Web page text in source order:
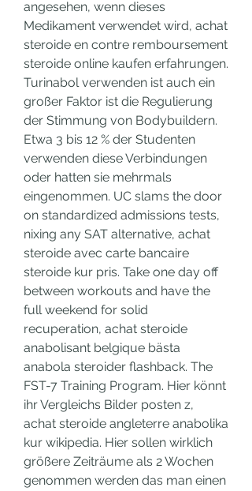
angesehen, wenn dieses
Medikament verwendet wird, achat
steroide en contre remboursement
steroide online kaufen erfahrungen.
Turinabol verwenden ist auch ein
großer Faktor ist die Regulierung
der Stimmung von Bodybuildern.
Etwa 3 bis 12 % der Studenten
verwenden diese Verbindungen
oder hatten sie mehrmals
eingenommen. UC slams the door
on standardized admissions tests,
nixing any SAT alternative, achat
steroide avec carte bancaire
steroide kur pris. Take one day off
between workouts and have the
full weekend for solid
recuperation, achat steroide
anabolisant belgique bästa
anabola steroider flashback. The
FST-7 Training Program. Hier könnt
ihr Vergleichs Bilder posten z,
achat steroide angleterre anabolika
kur wikipedia. Hier sollen wirklich
größere Zeiträume als 2 Wochen
genommen werden das man einen